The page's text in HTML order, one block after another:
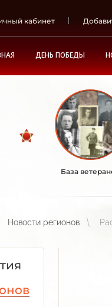
кабинет
ДЕНЬ ПОБЕДЫ
База
Новости регионов